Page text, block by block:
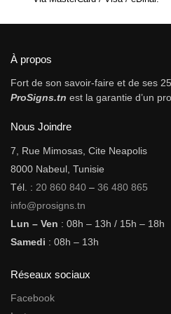
À propos
Fort de son savoir-faire et de ses
ProSigns.tn est la garantie d’un
Nous Joindre
7, Rue Mimosas, Cite Neapolis
8000 Nabeul, Tunisie
Tél. : 20 860 840 – 36 480 865
info@prosigns.tn
Lun – Ven : 08h – 13h / 15h – 18h
Samedi : 08h – 13h
Réseaux sociaux
Facebook